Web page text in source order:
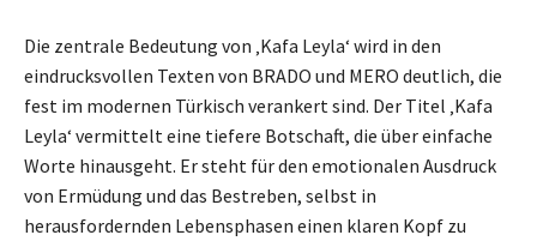
Die zentrale Bedeutung von ‚Kafa Leyla‘ wird in den
eindrucksvollen Texten von BRADO und MERO deutlich, die
fest im modernen Türkisch verankert sind. Der Titel ‚Kafa
Leyla‘ vermittelt eine tiefere Botschaft, die über einfache
Worte hinausgeht. Er steht für den emotionalen Ausdruck
von Ermüdung und das Bestreben, selbst in
herausfordernden Lebensphasen einen klaren Kopf zu